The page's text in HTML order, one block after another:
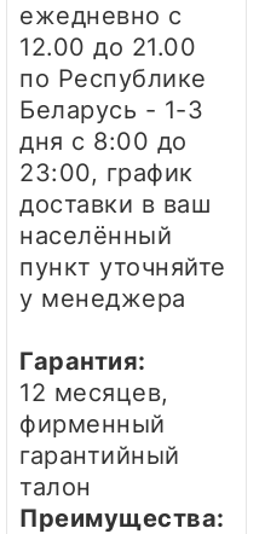
ежедневно с
12.00 до 21.00
по Республике
Беларусь - 1-3
дня с 8:00 до
23:00, график
доставки в ваш
населённый
пункт уточняйте
у менеджера
Гарантия:
12 месяцев,
фирменный
гарантийный
талон
Преимущества: